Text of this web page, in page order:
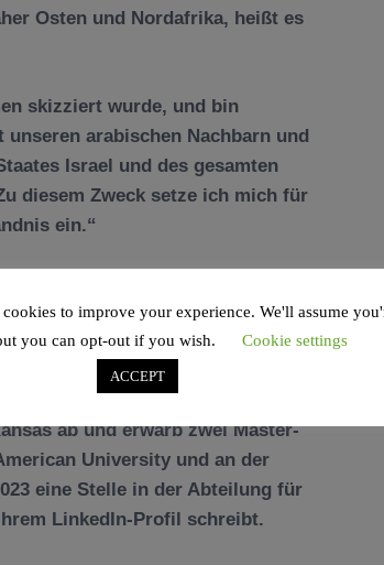
Osten und Nordafrika, heißt es
skizziert wurde, und bin
arabischen Nachbarn und
Israel und des gesamten
diesem Zweck setze ich mich für
ein.“
Botschaftsmitarbeiter:
engagierten Menschen, dessen
Wegen zu friedlicher
ab und erwarb zwei Master-
University und an der
eine Stelle in der Abteilung für
LinkedIn-Profil schreibt.
cookies to improve your experience. We'll assume
you can opt-out if you wish.
Cookie settings
ACCEPT